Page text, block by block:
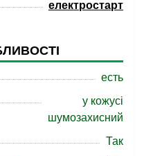
електростарт
есть
у кожусі
шумозахисний
Так